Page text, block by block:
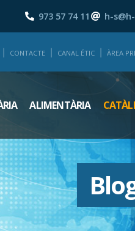
973 57 74 11 h-
CONTACTE CANAL ÉTIC ÀREA
ALIMENTÀRIA